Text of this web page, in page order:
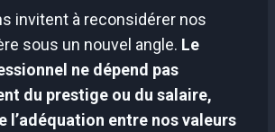
invitent à reconsidérer nos
sous un nouvel angle. Le
ne dépend pas
du prestige ou du salaire,
l’adéquation entre nos valeurs